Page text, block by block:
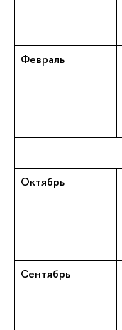
Февраль
Октябрь
Сентябрь